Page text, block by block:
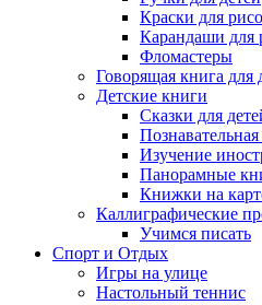
Краски для
Карандаши для
Фломастеры
Говорящая книга для
Детские книги
Сказки для
Изучение
Панорамные
Книжки на
Каллиграфические
Учимся писать
Спорт и Отдых
Игры на улице
Настольный теннис